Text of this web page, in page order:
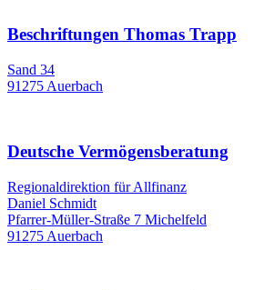
Beschriftungen Thomas Trapp
Sand 34
91275 Auerbach
Deutsche Vermögensberatung
Regionaldirektion für Allfinanz
Daniel Schmidt
Pfarrer-Müller-Straße 7 Michelfeld
91275 Auerbach